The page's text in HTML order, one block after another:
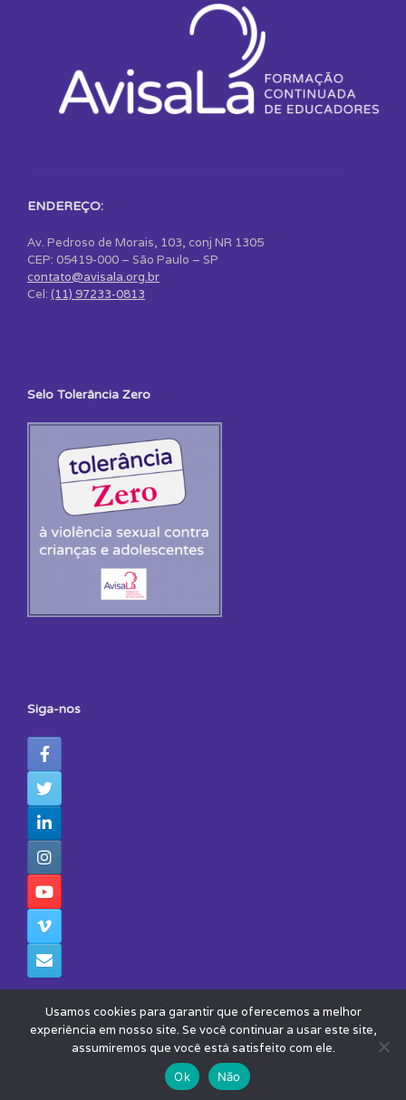
ENDEREÇO:
Av. Pedroso de Morais, 103, conj NR 1305
CEP: 05419-000 – São Paulo – SP
contato@avisala.org.br
Cel: (11) 97233-0813
Selo Tolerância Zero
Siga-nos
© 2026 - Todos os Direitos Reservados - Instituto Avisa Lá
Theme by
SiteOrigin
Usamos cookies para garantir que oferecemos a melhor
experiência em nosso site. Se você continuar a usar este site,
assumiremos que você está satisfeito com ele.
Ok Não